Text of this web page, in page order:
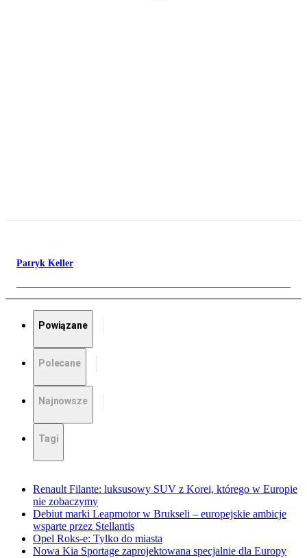
Patryk Keller
Powiązane
Polecane
Najnowsze
Tagi
Renault Filante: luksusowy SUV z Korei, którego w Europie
nie zobaczymy
Debiut marki Leapmotor w Brukseli – europejskie ambicje
wsparte przez Stellantis
Opel Roks-e: Tylko do miasta
Nowa Kia Sportage zaprojektowana specjalnie dla Europy